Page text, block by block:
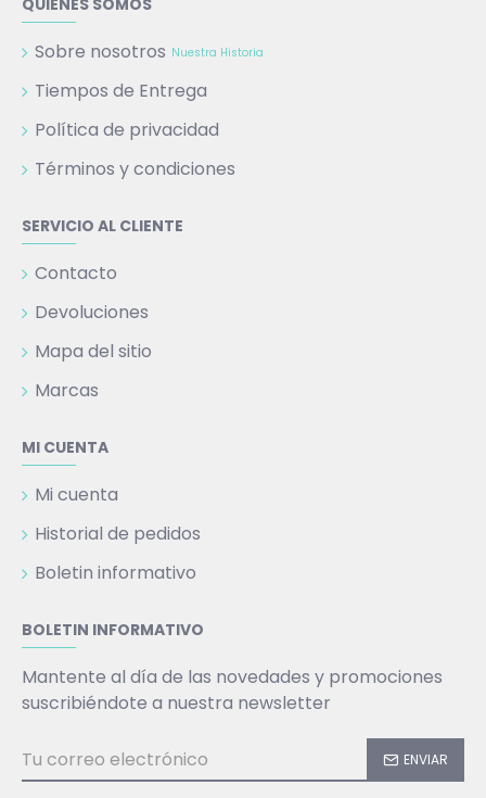
QUIENES SOMOS
Sobre nosotros Nuestra Historia
Tiempos de Entrega
Política de privacidad
Términos y condiciones
SERVICIO AL CLIENTE
Contacto
Devoluciones
Mapa del sitio
Marcas
MI CUENTA
Mi cuenta
Historial de pedidos
Boletin informativo
BOLETIN INFORMATIVO
Mantente al día de las novedades y promociones
suscribiéndote a nuestra newsletter
ENVIAR